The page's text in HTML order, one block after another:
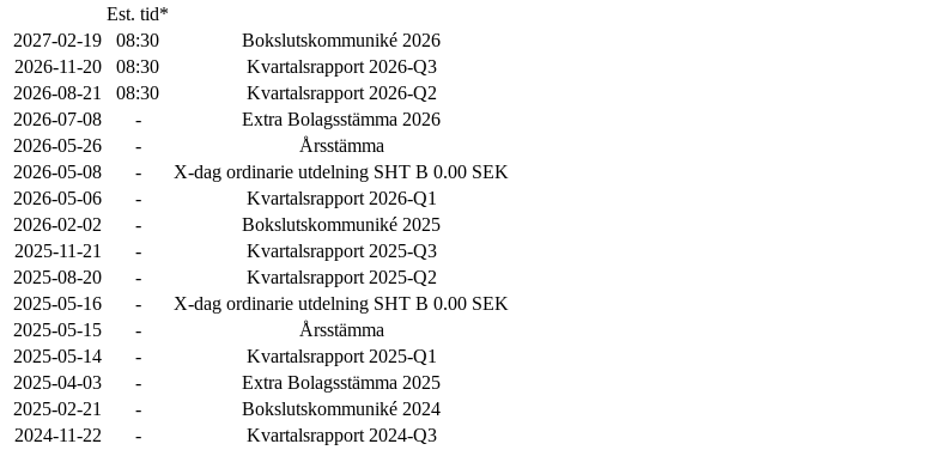
Est. tid*
2027-02-19
08:30
Bokslutskommuniké 2026
2026-11-20
08:30
Kvartalsrapport 2026-Q3
2026-08-21
08:30
Kvartalsrapport 2026-Q2
2026-07-08
-
Extra Bolagsstämma 2026
2026-05-26
-
Årsstämma
2026-05-08
-
X-dag ordinarie utdelning SHT B 0.00 SEK
2026-05-06
-
Kvartalsrapport 2026-Q1
2026-02-02
-
Bokslutskommuniké 2025
2025-11-21
-
Kvartalsrapport 2025-Q3
2025-08-20
-
Kvartalsrapport 2025-Q2
2025-05-16
-
X-dag ordinarie utdelning SHT B 0.00 SEK
2025-05-15
-
Årsstämma
2025-05-14
-
Kvartalsrapport 2025-Q1
2025-04-03
-
Extra Bolagsstämma 2025
2025-02-21
-
Bokslutskommuniké 2024
2024-11-22
-
Kvartalsrapport 2024-Q3